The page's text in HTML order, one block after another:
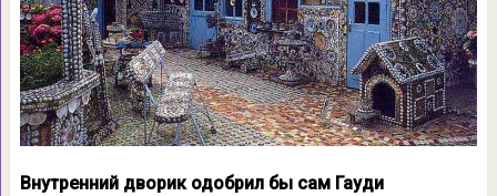
Внутренний дворик одобрил бы сам Гауди